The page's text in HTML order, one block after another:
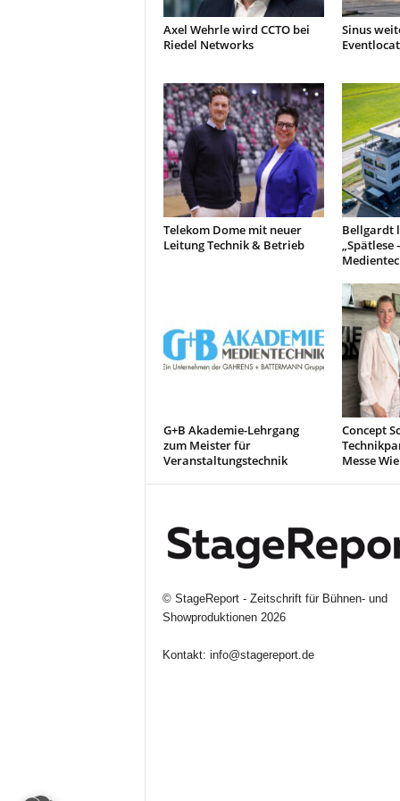
Axel Wehrle wird CCTO bei
Riedel Networks
Sinus
Telekom Dome mit neuer
Leitung Technik & Betrieb
Bellgardt
„Spätlese
G+B Akademie-Lehrgang
zum Meister für
Veranstaltungstechnik
Concept
Messe
© StageReport - Zeitschrift für Bühnen- und
Showproduktionen2026
Kontakt: info@stagereport.de